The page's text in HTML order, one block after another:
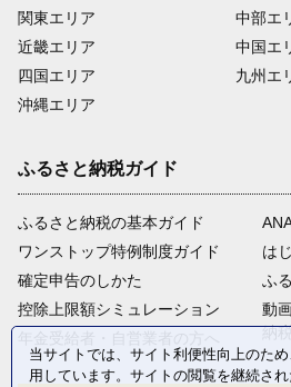
関東エリア
近畿エリア
四国エリア
沖縄エリア
中部エ
中国エ
九州エ
ふるさと納税ガイド
ふるさと納税の基本ガイド
ワンストップ特例制度ガイド
確定申告のしかた
控除上限額シミュレーション
は
ふ
動
納
当サイトでは、サイト利便性向上のた
用しています。サイトの閲覧を継続さ